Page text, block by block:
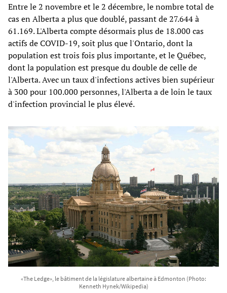
Entre le 2 novembre et le 2 décembre, le nombre total de
cas en Alberta a plus que doublé, passant de 27.644 à
61.169. L'Alberta compte désormais plus de 18.000 cas
actifs de COVID-19, soit plus que l'Ontario, dont la
population est trois fois plus importante, et le Québec,
dont la population est presque du double de celle de
l'Alberta. Avec un taux d'infections actives bien supérieur
à 300 pour 100.000 personnes, l'Alberta a de loin le taux
d'infection provincial le plus élevé.
«The Ledge», le bâtiment de la législature albertaine à Edmonton (Photo:
Kenneth Hynek/Wikipedia)